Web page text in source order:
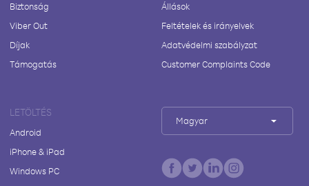
Biztonság
Viber Out
Díjak
Támogatás
Állások
Feltételek és irányelvek
Adatvédelmi szabályzat
Customer Complaints Code
LETÖLTÉS
Android
iPhone & iPad
Windows PC
Magyar